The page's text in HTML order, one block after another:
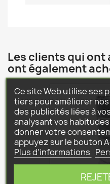
Les clients qui
ont également
Ce site Web utilise ses
tiers pour améliorer
des publicités liées à
analysant vos
donner votre
appuyez sur le bouton
Plus d'informations